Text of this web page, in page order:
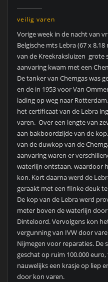
veilig varen
Vorige week in de nacht van
Belgische mts Lebra (67 x
van de Kreekraksluizen grote
aanvaring kwam met een
De tanker van Chemgas was
en de in 1953 voor Van
lading op weg naar
het certificaat van de Lebra
varen. Over een lengte van
aan bakboordzijde van de
van de duwkop van de
aanvaring waren er
waterlijn ontstaan, waardoor
kon. Kort daarna werd de
geraakt met een flinke deuk
De kop van de Lebra werd
meter boven de waterlijn
Dinteloord. Vervolgens kon
vergunning van IVW door
Nijmegen voor reparaties. De
geschat op ruim 100.000
nauwelijks een krasje op liep
door kon varen.